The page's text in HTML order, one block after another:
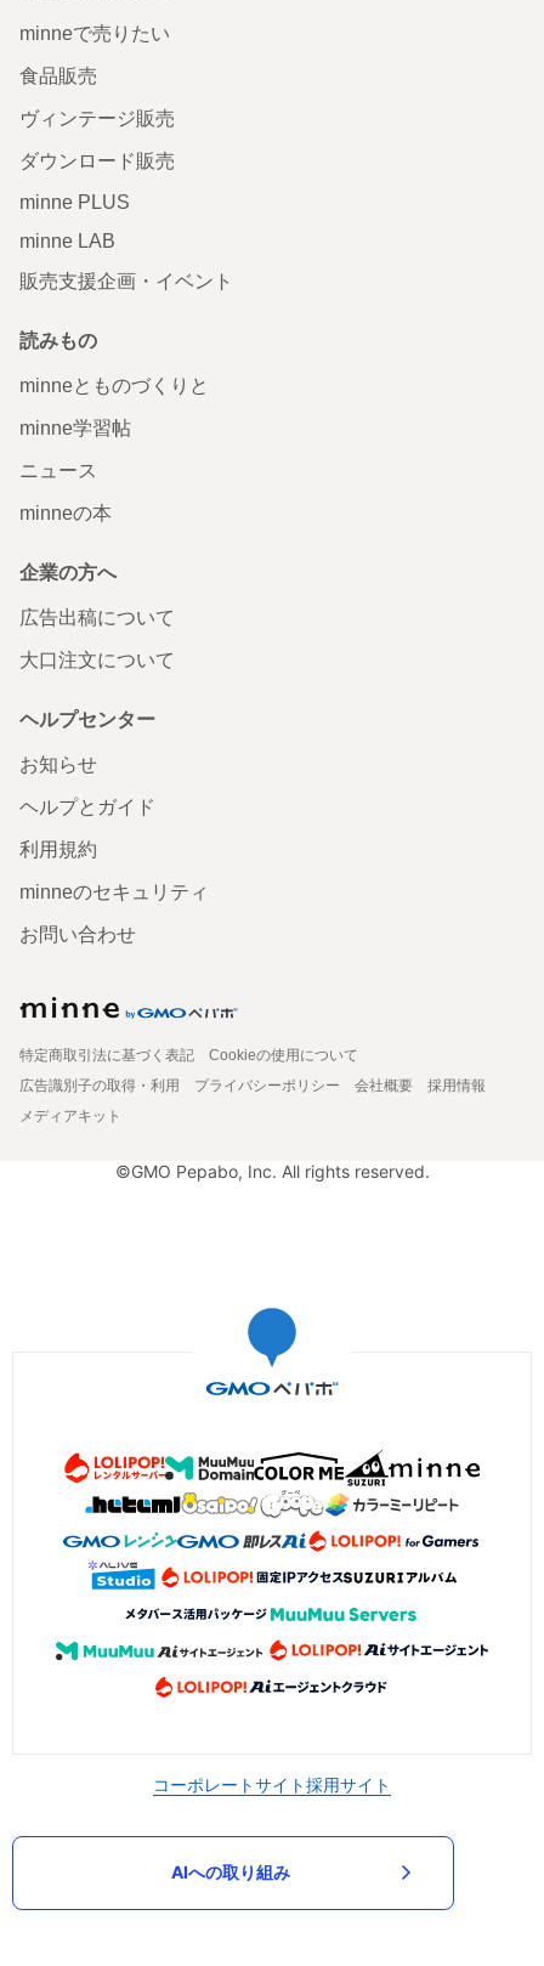
minneで売りたい
食品販売
ヴィンテージ販売
ダウンロード販売
minne PLUS
minne LAB
販売支援企画・イベント
読みもの
minneとものづくりと
minne学習帖
ニュース
minneの本
企業の方へ
広告出稿について
大口注文について
ヘルプセンター
お知らせ
ヘルプとガイド
利用規約
minneのセキュリティ
お問い合わせ
特定商取引法に基づく表記
Cookieの使用について
広告識別子の取得・利用
プライバシーポリシー 会社概要
採用情報
メディアキット
©GMO Pepabo, Inc. All rights reserved.
コーポレートサイト採用サイト
AIへの取り組み